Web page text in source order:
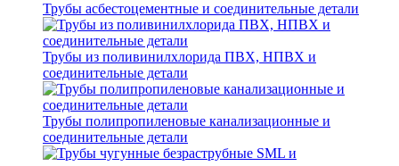
Трубы асбестоцементные и соединительные детали
Трубы из поливинилхлорида ПВХ, НПВХ и
соединительные детали
Трубы полипропиленовые канализационные и
соединительные детали